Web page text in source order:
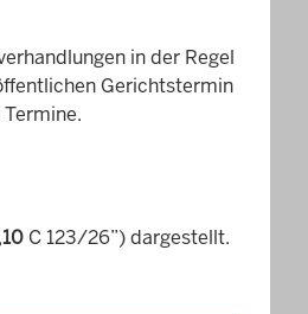
in der Regel
Gerichtstermin
10 C 123/26”) dargestellt.